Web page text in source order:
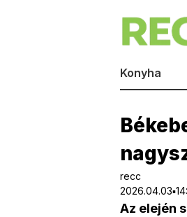
Konyha
recc
Az elején